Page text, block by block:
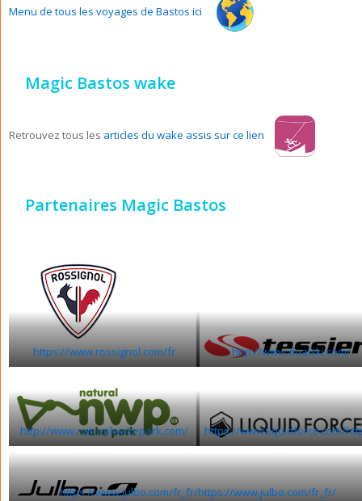
Menu de tous les voyages de Bastos ici
Magic Bastos wake
Retrouvez tous les articles du wake assis sur ce lien
Partenaires Magic Bastos
https://www.rossignol.com/fr http://www.dualski.com/
http://www.naturalwakepark.com/ https://www.liquidforce.com/
https://www.julbo.com/fr_fr/https://www.julbo.com/fr_fr/